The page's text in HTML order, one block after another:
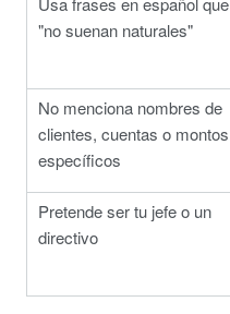
"no suenan naturales"
No menciona nombres de
clientes, cuentas o montos
específicos
Pretende ser tu jefe o un
directivo